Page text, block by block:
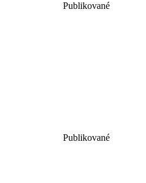
Publikované
Publikované